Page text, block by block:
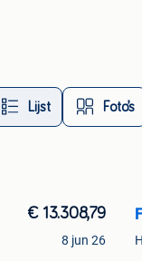
Lijst Foto’s
€ 13.308,79
8 jun 26